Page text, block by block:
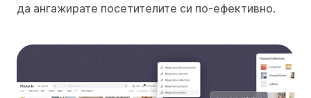
да ангажирате посетителите си по-ефективно.